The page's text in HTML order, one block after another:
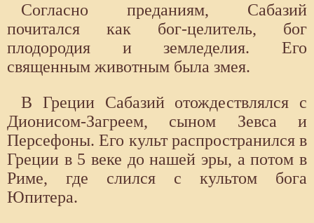
Согласно преданиям, Сабазий
почитался как бог-цели­тель, бог
плодородия и земледелия. Его
священным животным была змея.
В Греции Сабазий отождествлялся с
Дионисом-Загреем, сыном Зевса и
Персефоны. Его культ распространился в
Греции в 5 веке до нашей эры, а потом в
Риме, где слился с культом бога
Юпитера.